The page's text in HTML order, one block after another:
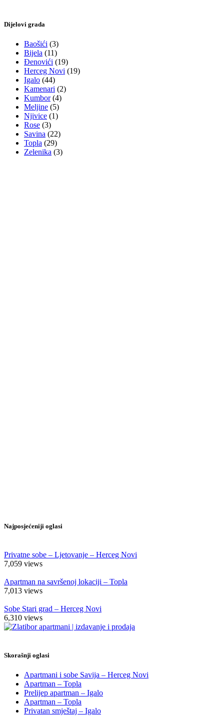
Dijelovi grada
Baošići (3)
Bijela (11)
Đenovići (19)
Herceg Novi (19)
Igalo (44)
Kamenari (2)
Kumbor(4)
Meljine (5)
Njivice (1)
Rose (3)
Savina (22)
Topla (29)
Zelenika (3)
Najposjećeniji oglasi
Privatne sobe – Ljetovanje – Herceg Novi
7,059 views
Apartman na savršenoj lokaciji – Topla
7,013 views
Sobe Stari grad – Herceg Novi
6,310 views
Skorašnji oglasi
Apartmani i sobe Savija – Herceg Novi
Apartman – Topla
Prelijep apartman – Igalo
Apartman – Topla
Privatan smještaj – Igalo